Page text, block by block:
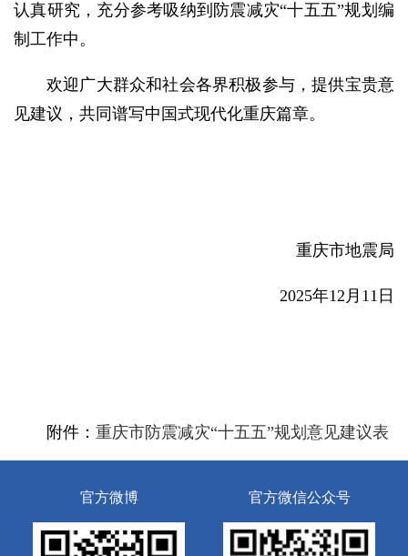
认真研究，充分参考吸纳到防震减灾“十五五”规划编
制工作中。
欢迎广大群众和社会各界积极参与，提供宝贵意
见建议，共同谱写中国式现代化重庆篇章。
重庆市地震局
2025年12月11日
附件： 重庆市防震减灾“十五五”规划意见建议表
官方微博 官方微信公众号